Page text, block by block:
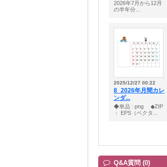
2026年7月から12月
の半年分...
2025/12/27 00:22
8_2026年月間カレ
ンダ...
◆単品 : png ◆ZIP
： EPS（ベクタ...
Q&A質問 (0)